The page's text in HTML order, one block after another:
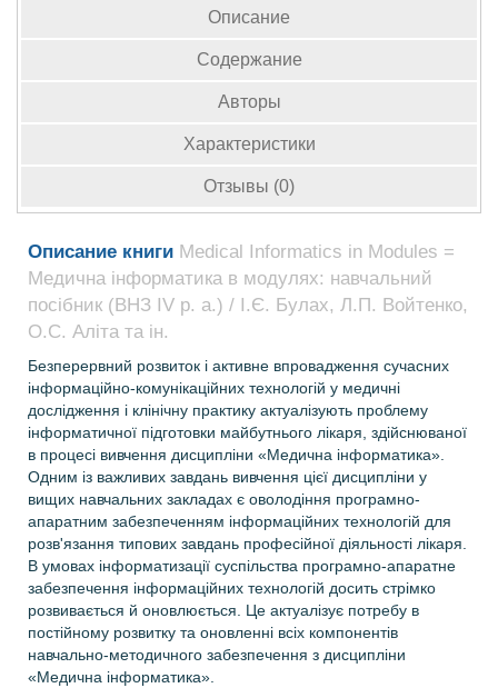
Описание
Содержание
Авторы
Характеристики
Отзывы (0)
Описание книги Medical Informatics in Modules =
Медична інформатика в модулях: навчальний
посібник (ВНЗ ІV р. а.) / І.Є. Булах, Л.П. Войтенко,
О.С. Аліта та ін.
Безперервний розвиток і активне впровадження сучасних
інформаційно-комунікаційних технологій у медичні
дослідження і клінічну практику актуалізують проблему
інформатичної підготовки майбутнього лікаря, здійснюваної
в процесі вивчення дисципліни «Медична інформатика».
Одним із важливих завдань вивчення цієї дисципліни у
вищих навчальних закладах є оволодіння програмно-
апаратним забезпеченням інформаційних технологій для
розв'язання типових завдань професійної діяльності лікаря.
В умовах інформатизації суспільства програмно-апаратне
забезпечення інформаційних технологій досить стрімко
розвивається й оновлюється. Це актуалізує потребу в
постійному розвитку та оновленні всіх компонентів
навчально-методичного забезпечення з дисципліни
«Медична інформатика».